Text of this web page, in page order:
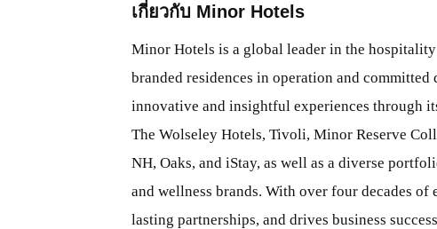
เกี่ยวกับ Minor Hotels
Minor Hotels is a global leader in the
branded residences in operation and
innovative and insightful experiences through
The Wolseley Hotels, Tivoli, Minor Reserve
NH, Oaks, and iStay, as well as a diverse
and wellness brands. With over four decades
lasting partnerships, and drives business